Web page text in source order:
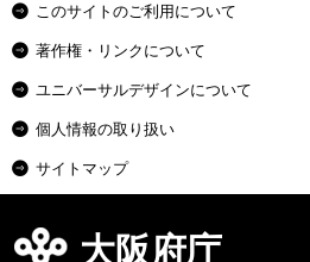
このサイトのご利用について
著作権・リンクについて
ユニバーサルデザインについて
個人情報の取り扱い
サイトマップ
大阪府庁